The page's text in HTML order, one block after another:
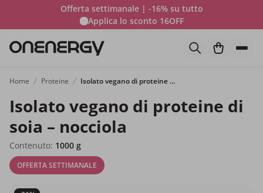
Offerta settimanale | -16% su tutto
Applica lo sconto 16OFF
Home Proteine Isolato vegano di proteine di soia – nocciola
Isolato vegano di proteine di
soia – nocciola
Contenuto: 1000 g
OFFERTA SETTIMANALE